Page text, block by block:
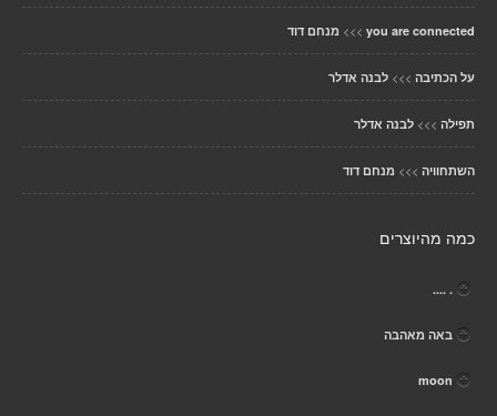
you are connected
>>> מנחם דוד
על הכתיבה >>> לבנה אדלר
תפילה >>> לבנה אדלר
השתחוויה >>> מנחם דוד
כמה מהיוצרים
. ....
באה מאהבה
moon